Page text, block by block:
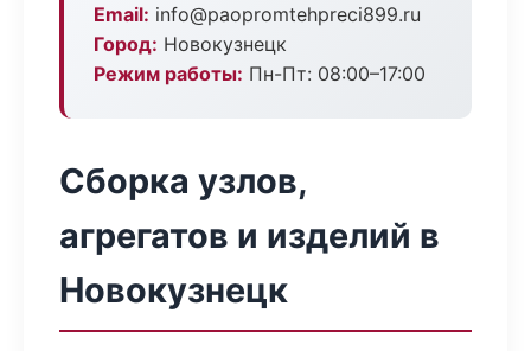
Email: info@paopromtehpreci899.ru
Город: Новокузнецк
Режим работы: Пн-Пт: 08:00–17:00
Сборка узлов,
агрегатов и изделий в
Новокузнецк